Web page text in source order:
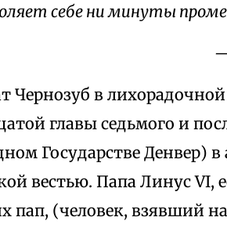
себе ни минуты
Чернозуб в
главы седьмого и
Государстве Денвер)
вестью. Папа Линус
пап, (человек, взявший